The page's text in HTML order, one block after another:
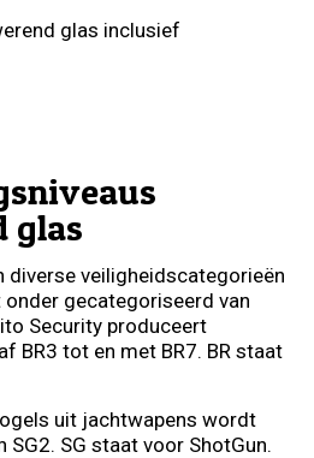
glas inclusief
glas
diverse veiligheidscategorieën
gecategoriseerd van
Security produceert
BR3 tot en met BR7. BR staat
uit jachtwapens wordt
SG2. SG staat voor ShotGun.